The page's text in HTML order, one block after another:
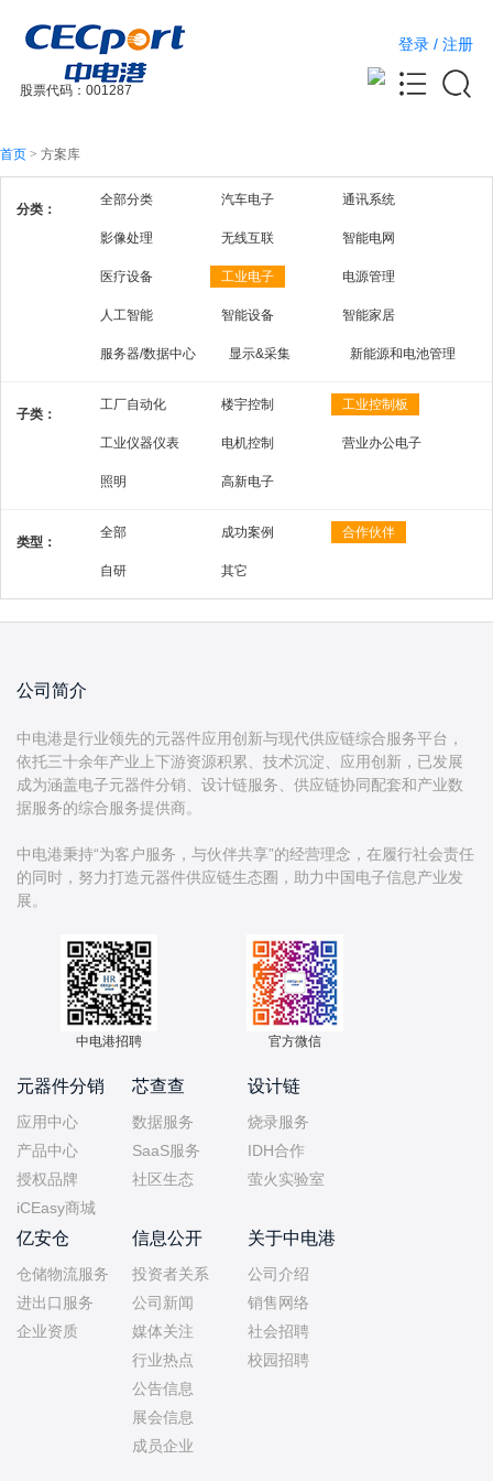
股票代码：001287
登录 / 注册
首页 > 方案库
分类：
全部分类 汽车电子 通讯系统
影像处理 无线互联 智能电网
医疗设备 工业电子 电源管理
人工智能 智能设备 智能家居
服务器/数据中心 显示&采集 新能源和电池管理
子类：
工厂自动化 楼宇控制 工业控制板
工业仪器仪表 电机控制 营业办公电子
照明 高新电子
类型：
全部 成功案例 合作伙伴
自研 其它
公司简介
中电港是行业领先的元器件应用创新与现代供应链综合服务平台，
依托三十余年产业上下游资源积累、技术沉淀、应用创新，已发展
成为涵盖电子元器件分销、设计链服务、供应链协同配套和产业数
据服务的综合服务提供商。
中电港秉持“为客户服务，与伙伴共享”的经营理念，在履行社会责任
的同时，努力打造元器件供应链生态圈，助力中国电子信息产业发
中电港招聘 官方微信
元器件分销
应用中心
产品中心
授权品牌
iCEasy商城
芯查查
数据服务
SaaS服务
社区生态
设计链
烧录服务
IDH合作
萤火实验室
亿安仓
仓储物流服务
进出口服务
企业资质
信息公开
投资者关系
公司新闻
媒体关注
行业热点
公告信息
展会信息
成员企业
关于中电港
公司介绍
销售网络
社会招聘
校园招聘